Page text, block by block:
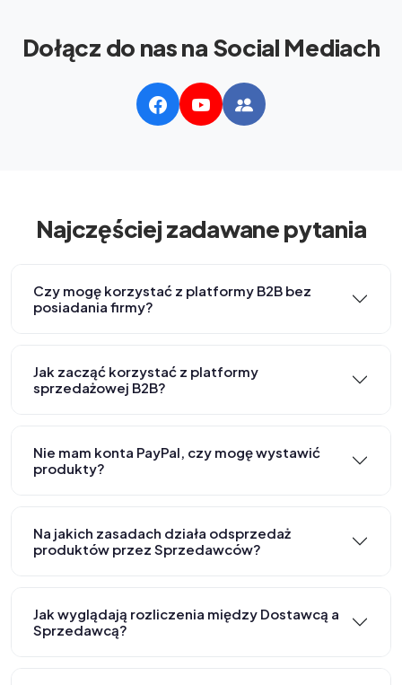
Dołącz do nas na Social Mediach
Najczęściej zadawane pytania
Czy mogę korzystać z platformy B2B bez
posiadania firmy?
Jak zacząć korzystać z platformy
sprzedażowej B2B?
Nie mam konta PayPal, czy mogę wystawić
produkty?
Na jakich zasadach działa odsprzedaż
produktów przez Sprzedawców?
Jak wyglądają rozliczenia między Dostawcą a
Sprzedawcą?